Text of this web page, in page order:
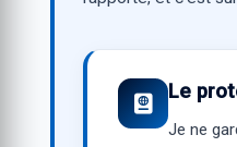
Le
Je ne